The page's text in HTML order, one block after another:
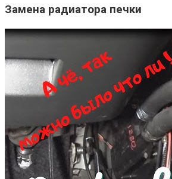
Замена радиатора печки